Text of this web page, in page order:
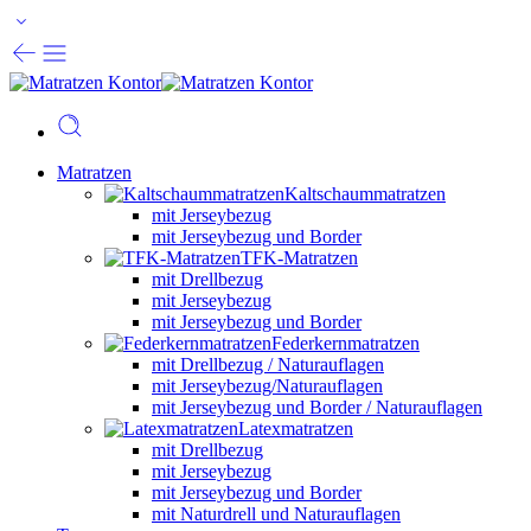
Matratzen
Kaltschaummatratzen
mit Jerseybezug
mit Jerseybezug und Border
TFK-Matratzen
mit Drellbezug
mit Jerseybezug
mit Jerseybezug und Border
Federkernmatratzen
mit Drellbezug / Naturauflagen
mit Jerseybezug/Naturauflagen
mit Jerseybezug und Border / Naturauflagen
Latexmatratzen
mit Drellbezug
mit Jerseybezug
mit Jerseybezug und Border
mit Naturdrell und Naturauflagen